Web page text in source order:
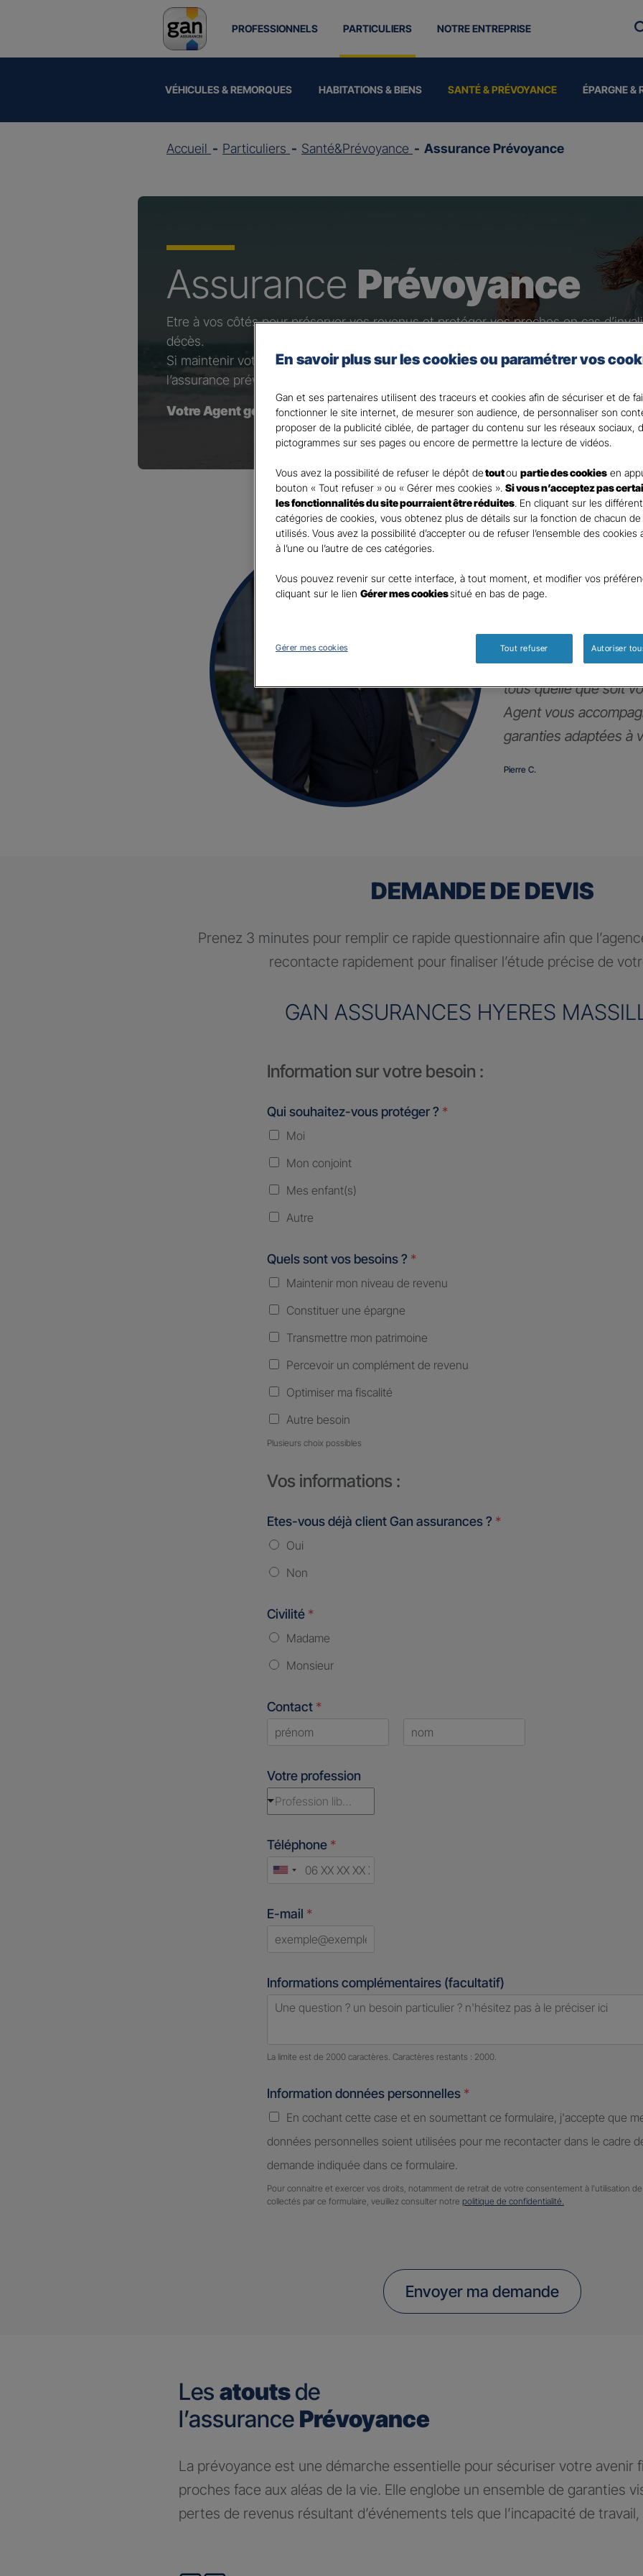
PROFESSIONNELS PARTICULIERS
VÉHICULES & REMORQUES HABITATIONS & BIENS SANTÉ & PRÉVOYANCE ÉPARGNE &
NOTRE ENTREPRISE
Accueil Particuliers Santé&Prévoyance Assurance Prévoyance
Assurance Prévoyance
Etre à vos côtés pour préserver vos revenus et protéger vos proches en cas
décès.
Si maintenir votre niveau de vie et celui de vos proches en cas de coup dur fait
l’assurance prévoyance est la solution.
Votre Agent général est à votre disposition pour répondre à toutes vos
Parole
d’expert !
Notre contrat
tous quelle que soit
Agent vous
garanties adaptées à
Pierre C.
DEMANDE DE DEVIS
Prenez 3 minutes pour remplir ce rapide questionnaire afin que
recontacte rapidement pour finaliser l’étude précise de
GAN ASSURANCES HYERES
Information sur votre besoin :
Qui souhaitez-vous protéger ? *
Moi
Mon conjoint
Mes enfant(s)
Autre
Quels sont vos besoins ? *
Maintenir mon niveau de revenu
Constituer une épargne
Transmettre mon patrimoine
Percevoir un complément de revenu
Optimiser ma fiscalité
Autre besoin
Plusieurs choix possibles
Vos informations :
Etes-vous déjà client Gan assurances ? *
Oui
Non
Civilité *
Madame
Monsieur
Contact *
Votre profession
Profession libérale
Téléphone *
United
E-mail *
Informations complémentaires (facultatif)
Nombre de caractères restants : 2000 caractères restants
La limite est de 2000 caractères. Caractères restants : 2000.
Information données personnelles *
En cochant cette case et en soumettant ce formulaire, j'accepte que
données personnelles soient utilisées pour me recontacter dans le cadre
demande indiquée dans ce formulaire.
Pour connaitre et exercer vos droits, notamment de retrait de votre consentement à l'utilisation
collectés par ce formulaire, veuillez consulter notre politique de confidentialité.
Envoyer ma demande
Les atoutsde
l’assurance Prévoyance
​La prévoyance est une démarche essentielle pour sécuriser votre avenir
proches face aux aléas de la vie. Elle englobe un ensemble de garanties
pertes de revenus résultant d’événements tels que l’incapacité de travail,
En savoir plus sur les cookies ou paramétrer vos
Gan et ses partenaires utilisent des traceurs et cookies afin de sécuriser et de
fonctionner le site internet, de mesurer son audience, de personnaliser son
proposer de la publicité ciblée, de partager du contenu sur les réseaux sociaux,
pictogrammes sur ses pages ou encore de permettre la lecture de vidéos.
Vous avez la possibilité de refuser le dépôt detoutou partie des cookies en
bouton « Tout refuser » ou « Gérer mes cookies ». Si vous n’acceptez pas
les fonctionnalités du site pourraient être réduites. En cliquant sur les
catégories de cookies, vous obtenez plus de détails sur la fonction de chacun
utilisés. Vous avez la possibilité d’accepter ou de refuser l’ensemble des cookies
à l’une ou l’autre de ces catégories.
Vous pouvez revenir sur cette interface, à tout moment, et modifier vos
cliquant sur le lien Gérer mes cookiessitué en bas de page.
Gérer mes cookies Tout refuser Autoriser